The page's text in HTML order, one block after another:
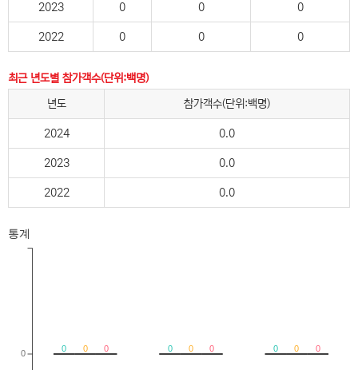
2023 0 0 0
2022 0 0 0
최근 년도별 참가객수(단위:백명)
년도
참가객수(단위:백명)
2024 0.0
2023 0.0
2022 0.0
통계
0 0 0
0 0 0
0 0 0
0